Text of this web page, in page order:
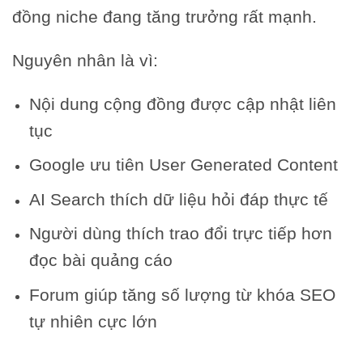
đồng niche đang tăng trưởng rất mạnh.
Nguyên nhân là vì:
Nội dung cộng đồng được cập nhật liên
tục
Google ưu tiên User Generated Content
AI Search thích dữ liệu hỏi đáp thực tế
Người dùng thích trao đổi trực tiếp hơn
đọc bài quảng cáo
Forum giúp tăng số lượng từ khóa SEO
tự nhiên cực lớn